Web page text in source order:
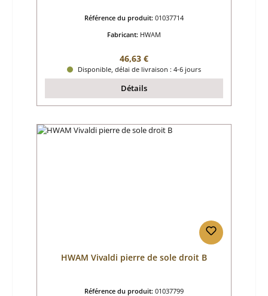
Référence du produit: 01037714
Fabricant: HWAM
Prix régulier :
46,63 €
Disponible, délai de livraison : 4-6 jours
Détails
HWAM Vivaldi pierre de sole droit B
Référence du produit: 01037799